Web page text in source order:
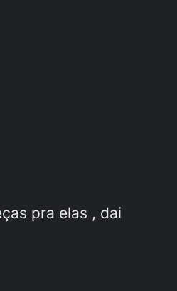
pra elas , dai